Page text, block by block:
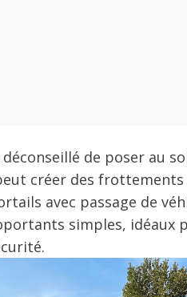
de poser au
créer des
avec passage de
simples, idéaux